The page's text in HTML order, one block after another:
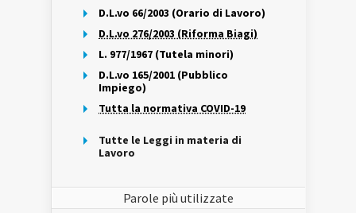
D.L.vo 66/2003 (Orario di Lavoro)
D.L.vo 276/2003 (Riforma Biagi)
L. 977/1967 (Tutela minori)
D.L.vo 165/2001 (Pubblico
Impiego)
Tutta la normativa COVID-19
Tutte le Leggi in materia di
Lavoro
Parole più utilizzate